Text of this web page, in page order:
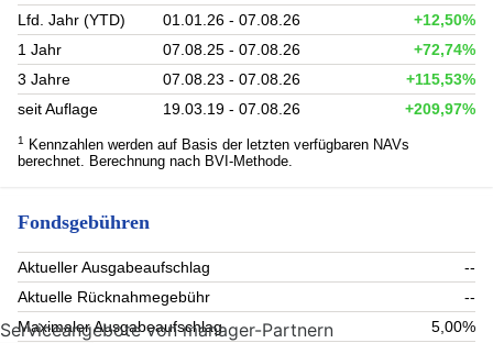
Lfd. Jahr (YTD)
01.01.26 - 07.08.26
+12,50%
1 Jahr
07.08.25 - 07.08.26
+72,74%
3 Jahre
07.08.23 - 07.08.26
+115,53%
seit Auflage
19.03.19 - 07.08.26 +209,97%
1
Kennzahlen werden auf Basis der letzten verfügbaren NAVs
berechnet. Berechnung nach BVI-Methode.
Fondsgebühren
Aktueller Ausgabeaufschlag
--
Aktuelle Rücknahmegebühr
--
Maximaler Ausgabeaufschlag
5,00%
Serviceangebote von manager-Partnern